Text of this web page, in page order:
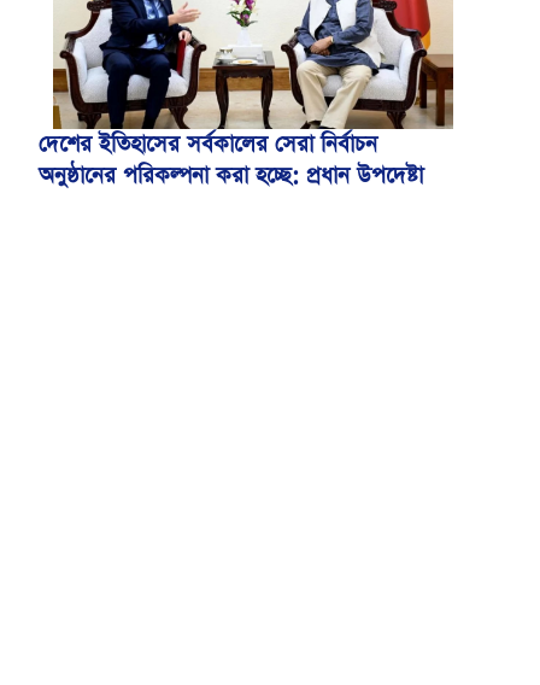
দেশের ইতিহাসের সর্বকালের সেরা নির্বাচন
অনুষ্ঠানের পরিকল্পনা করা হচ্ছে: প্রধান উপদেষ্টা